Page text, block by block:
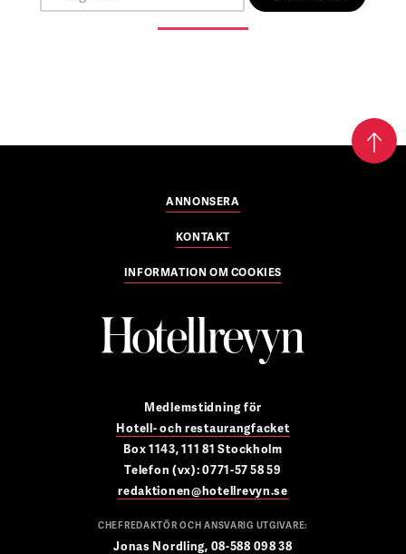
ANNONSERA
KONTAKT
INFORMATION OM COOKIES
Medlemstidning för
Hotell- och restaurangfacket
Box 1143, 111 81 Stockholm
Telefon (vx): 0771-57 58 59
redaktionen@hotellrevyn.se
CHEFREDAKTÖR OCH ANSVARIG UTGIVARE:
Jonas Nordling, 08-588 098 38